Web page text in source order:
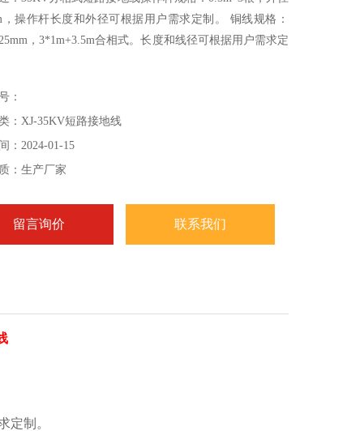
，操作杆长度和外径可根据用户需求定制。 铜线规格：
，3*1m+3.5m合相式。长度和线径可根据用户需求定
：
：XJ-35KV短路接地线
：2024-01-15
：生产厂家
留言询价 联系我们
定制。